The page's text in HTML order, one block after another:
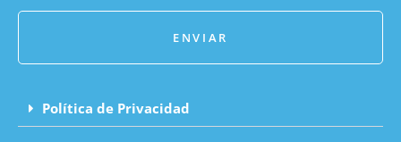
ENVIAR
Política de Privacidad